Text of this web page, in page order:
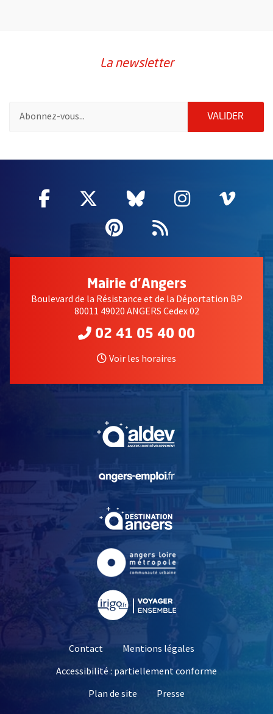
La newsletter
VALIDER
Facebook
, Ouvre une nouvelle fenêtre
Twitter
, Ouvre une nouvelle
Bluesky
, Ouvre une
Instagram
, Ouvre
,
Pinterest
, Ouvre une
Flux RSS
Mairie d'Angers
Boulevard de la Résistance et de la Déportation BP
80011 49020 ANGERS Cedex 02
02 41 05 40 00
Voir les horaires
, Ouvre une nouvelle
, Ouvre une nouvelle
Contact
Mentions légales
Accessibilité : partiellement conforme
Plan de site
Presse